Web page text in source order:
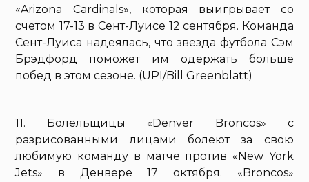
«Arizona Cardinals», которая выигрывает со
счетом 17-13 в Сент-Луисе 12 сентября. Команда
Сент-Луиса надеялась, что звезда футбола Сэм
Брэдфорд поможет им одержать больше
побед в этом сезоне. (UPI/Bill Greenblatt)
11. Болельщицы «Denver Broncos» с
разрисованными лицами болеют за свою
любимую команду в матче против «New York
Jets» в Денвере 17 октября. «Broncos»